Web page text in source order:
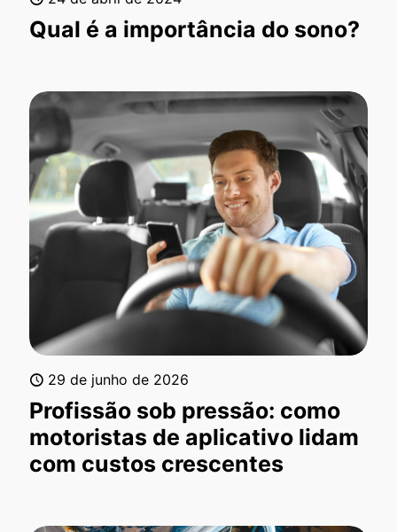
Qual é a importância do sono?
29 de junho de 2026
Profissão sob pressão: como
motoristas de aplicativo lidam
com custos crescentes